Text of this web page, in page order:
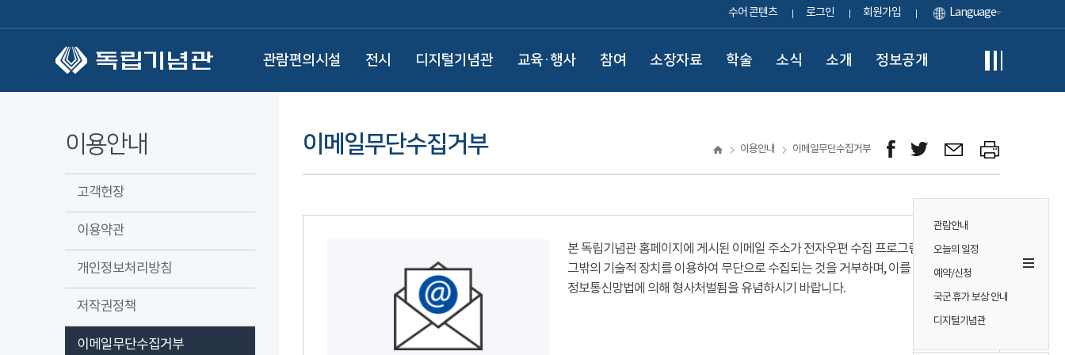
수어 콘텐츠 로그인 회원가입 Language
관람편의시설 전시 디지털기념관 교육·행사 참여 소장자료 학술 소식 소개 정보공개
관람안내
오늘의 일정
예약/신청
국군 휴가 보상 안내
디지털기념관
이용안내
고객헌장
이용약관
개인정보처리방침
저작권정책
이메일무단수집거부
이메일무단수집거부 이용안내 이메일무단수집거부
본 독립기념관 홈페이지에 게시된 이메일 주소가 전자우편 수집 프로그램이나
그밖의 기술적 장치를 이용하여 무단으로 수집되는 것을 거부하며, 이를 위반시
정보통신망법에 의해 형사처벌됨을 유념하시기 바랍니다.